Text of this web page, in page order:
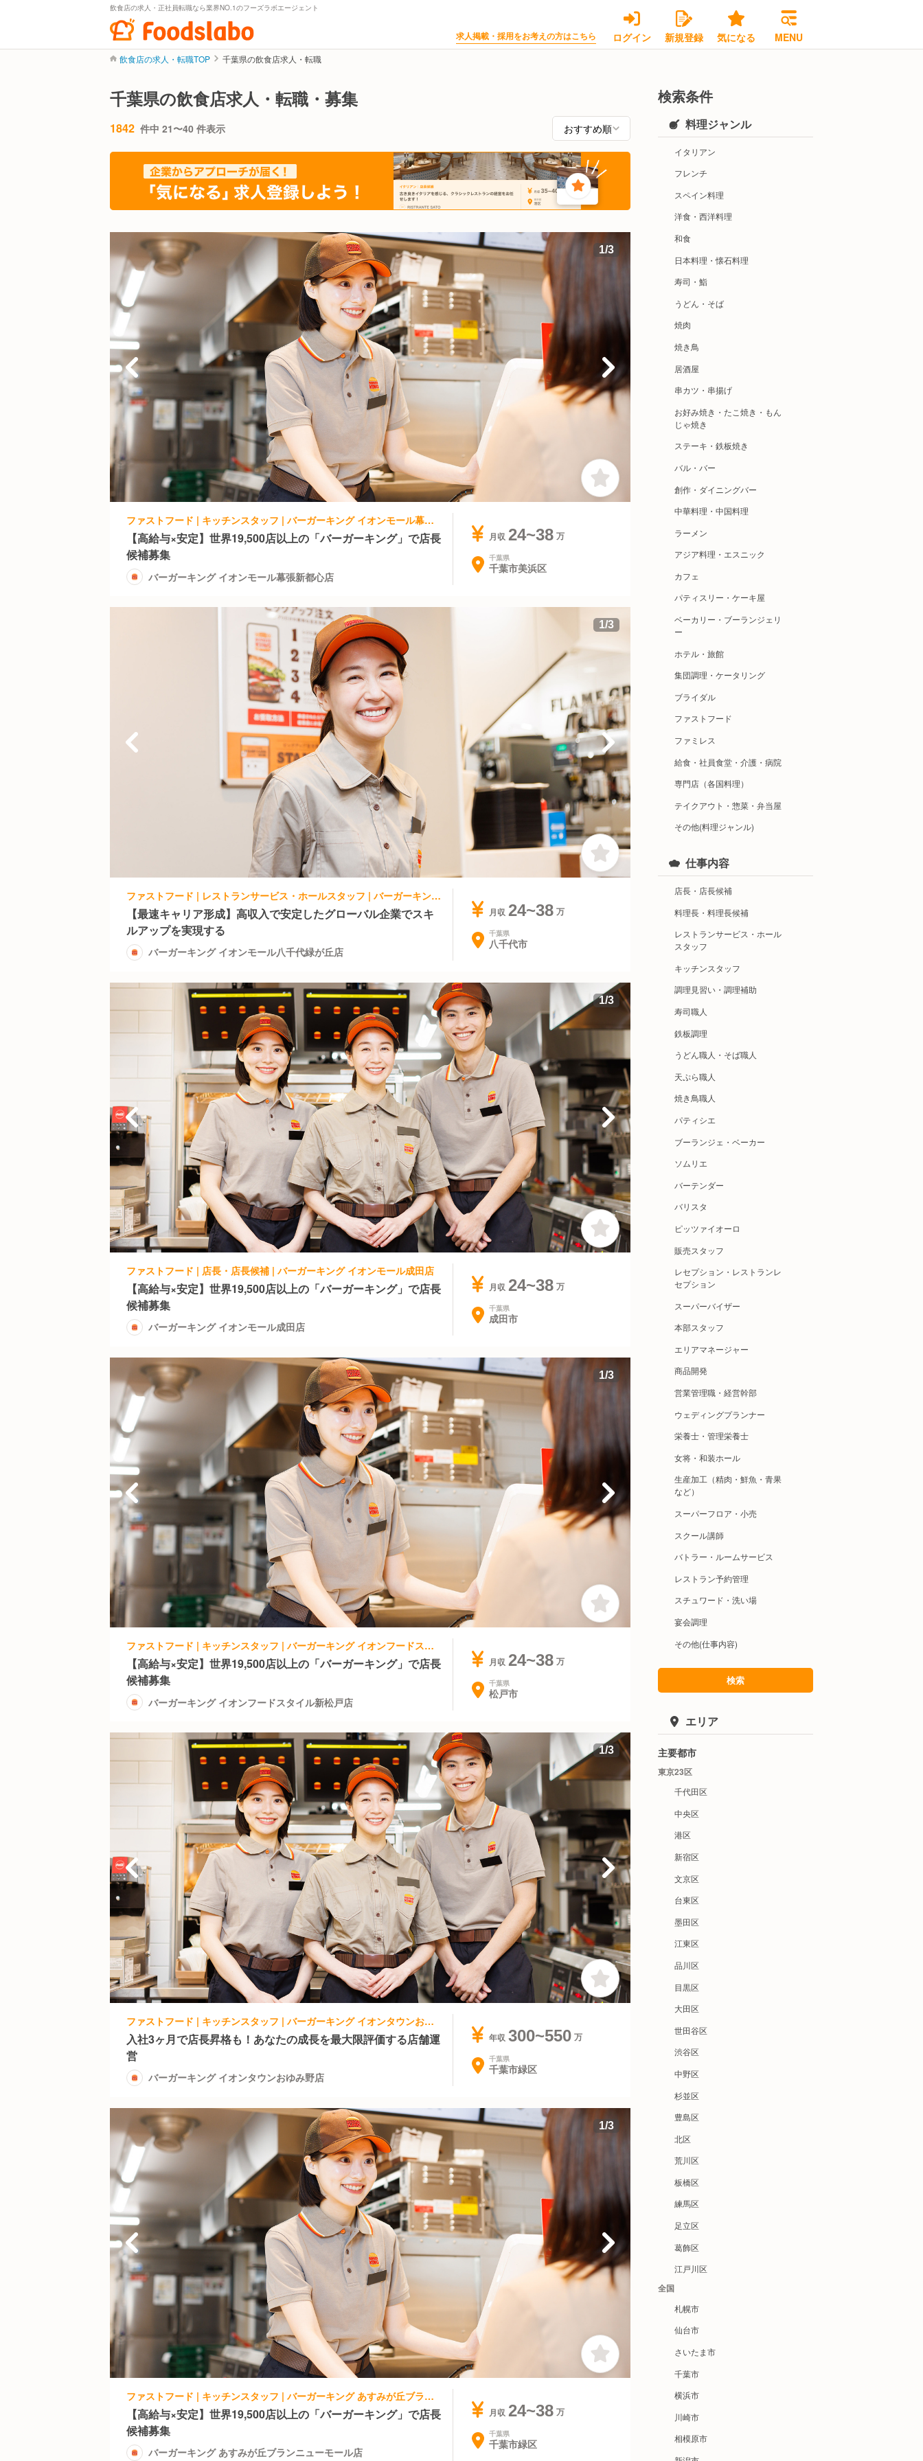
飲食店の求人・正社員転職なら業界NO.1のフーズラボエージェント
求人掲載・採用をお考えの方はこちら ログイン 新規登録 気になる MENU
飲食店の求人・転職TOP 千葉県の飲食店求人・転職
千葉県の飲食店求人・転職・募集
1842 件中 21〜40 件表示
1/3
ファストフード | キッチンスタッフ | バーガーキング イオンモール幕張新都心店
【高給与×安定】世界19,500店以上の「バーガーキング」で店長
候補募集
バーガーキング イオンモール幕張新都心店
月収 24~38
千葉県
千葉市美浜区
1/3
ファストフード | レストランサービス・ホールスタッフ | バーガーキング イオンモール八千代緑が丘店
【最速キャリア形成】高収入で安定したグローバル企業でスキ
ルアップを実現する
バーガーキング イオンモール八千代緑が丘店
月収 24~38
千葉県
八千代市
1/3
ファストフード | 店長・店長候補 | バーガーキング イオンモール成田店
【高給与×安定】世界19,500店以上の「バーガーキング」で店長
候補募集
バーガーキング イオンモール成田店
月収 24~38
千葉県
成田市
1/3
ファストフード | キッチンスタッフ | バーガーキング イオンフードスタイル新松戸店
【高給与×安定】世界19,500店以上の「バーガーキング」で店長
候補募集
バーガーキング イオンフードスタイル新松戸店
月収 24~38
千葉県
松戸市
1/3
ファストフード | キッチンスタッフ | バーガーキング イオンタウンおゆみ野店
入社3ヶ月で店長昇格も！あなたの成長を最大限評価する店舗運
営
バーガーキング イオンタウンおゆみ野店
年収 300~550
千葉県
千葉市緑区
1/3
ファストフード | キッチンスタッフ | バーガーキング あすみが丘ブランニューモール店
【高給与×安定】世界19,500店以上の「バーガーキング」で店長
候補募集
バーガーキング あすみが丘ブランニューモール店
月収 24~38
千葉県
千葉市緑区
検索条件
料理ジャンル
イタリアン
フレンチ
スペイン料理
洋食・西洋料理
和食
日本料理・懐石料理
寿司・鮨
うどん・そば
焼肉
焼き鳥
居酒屋
串カツ・串揚げ
お好み焼き・たこ焼き・もん
じゃ焼き
ステーキ・鉄板焼き
バル・バー
創作・ダイニングバー
中華料理・中国料理
ラーメン
アジア料理・エスニック
カフェ
パティスリー・ケーキ屋
ベーカリー・ブーランジェリ
ー
ホテル・旅館
集団調理・ケータリング
ブライダル
ファストフード
ファミレス
給食・社員食堂・介護・病院
専門店（各国料理）
テイクアウト・惣菜・弁当屋
その他(料理ジャンル)
仕事内容
店長・店長候補
料理長・料理長候補
レストランサービス・ホール
スタッフ
キッチンスタッフ
調理見習い・調理補助
寿司職人
鉄板調理
うどん職人・そば職人
天ぷら職人
焼き鳥職人
パティシエ
ブーランジェ・ベーカー
ソムリエ
バーテンダー
バリスタ
ピッツァイオーロ
販売スタッフ
レセプション・レストランレ
セプション
スーパーバイザー
本部スタッフ
エリアマネージャー
商品開発
営業管理職・経営幹部
ウェディングプランナー
栄養士・管理栄養士
女将・和装ホール
生産加工（精肉・鮮魚・青果
など）
スーパーフロア・小売
スクール講師
バトラー・ルームサービス
レストラン予約管理
スチュワード・洗い場
宴会調理
その他(仕事内容)
検索
エリア
主要都市
東京23区
千代田区
中央区
港区
新宿区
文京区
台東区
墨田区
江東区
品川区
目黒区
大田区
世田谷区
渋谷区
中野区
杉並区
豊島区
北区
荒川区
板橋区
練馬区
足立区
葛飾区
江戸川区
全国
札幌市
仙台市
さいたま市
千葉市
横浜市
川崎市
相模原市